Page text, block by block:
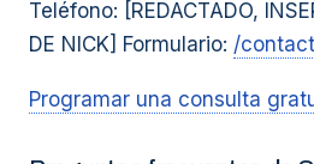
Teléfono: [REDACTADO,
DE NICK] Formulario: /contact
Programar una consulta